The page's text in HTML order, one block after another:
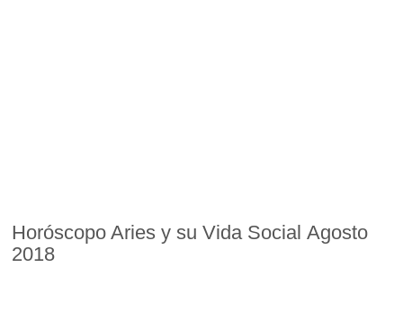
Horóscopo Aries y su Vida Social Agosto
2018